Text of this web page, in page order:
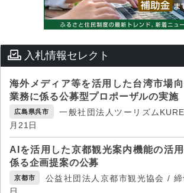
入札情報セレクト
海外メディア等を活用した台湾市場
業務に係る公募型プロポーザルの実施
広島県呉市
一般社団法人ツーリズム
月21日
AIを活用した京都観光案内機能の活
係る企画提案の公募
京都市
公益社団法人京都市観光協会 /